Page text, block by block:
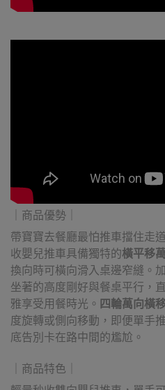
｜商品優勢｜
帶寶寶去餐廳最怕推車擋住走
收嬰兒推車具備獨特的橫平移
換向時可橫向滑入桌邊窄縫。
坐著的高度剛好與餐桌平行，
雅享受用餐時光。 四輪萬向橫
度旋轉或側向移動，即便單手
底告別卡在路中間的尷尬。
｜商品特色｜